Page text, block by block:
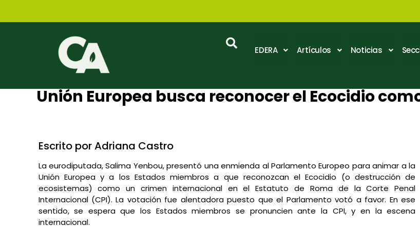
EDERA Artículos Noticias
Unión Europea busca reconocer el Ecocidio
Escrito por Adriana Castro
La eurodiputada, Salima Yenbou, presentó una enmienda al Parlamento Europeo para animar a la
Unión Europea y a los Estados miembros a que reconozcan el Ecocidio (o destrucción de
ecosistemas) como un crimen internacional en el Estatuto de Roma de la Corte Penal
Internacional (CPI). La votación fue alentadora puesto que el Parlamento votó a favor. En ese
sentido, se espera que los Estados miembros se pronuncien ante la CPI, y en la escena
internacional.